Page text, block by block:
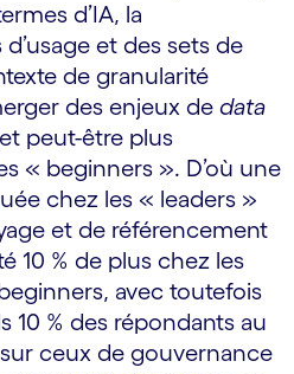
d’IA, la
et des sets de
de granularité
des enjeux de data
peut-être plus
« beginners ». D’où une
chez les « leaders »
et de référencement
10 % de plus chez les
avec toutefois
10 % des répondants au
ceux de gouvernance